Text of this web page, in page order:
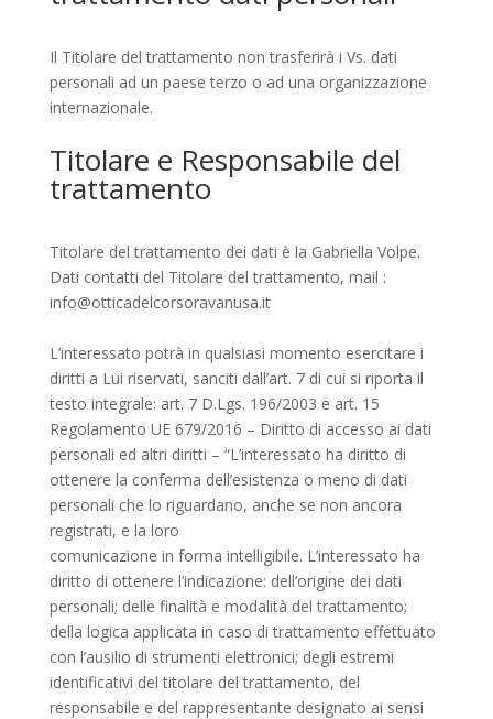
Il Titolare del trattamento non trasferirà i Vs. dati
personali ad un paese terzo o ad una organizzazione
internazionale.
Titolare e Responsabile del
trattamento
Titolare del trattamento dei dati è la Gabriella Volpe.
Dati contatti del Titolare del trattamento, mail :
info@otticadelcorsoravanusa.it
L’interessato potrà in qualsiasi momento esercitare i
diritti a Lui riservati, sanciti dall’art. 7 di cui si riporta il
testo integrale: art. 7 D.Lgs. 196/2003 e art. 15
Regolamento UE 679/2016 – Diritto di accesso ai dati
personali ed altri diritti – “L’interessato ha diritto di
ottenere la conferma dell’esistenza o meno di dati
personali che lo riguardano, anche se non ancora
registrati, e la loro
comunicazione in forma intelligibile. L’interessato ha
diritto di ottenere l’indicazione: dell’origine dei dati
personali; delle finalità e modalità del trattamento;
della logica applicata in caso di trattamento effettuato
con l’ausilio di strumenti elettronici; degli estremi
identificativi del titolare del trattamento, del
responsabile e del rappresentante designato ai sensi